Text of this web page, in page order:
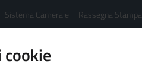
Sistema Camerale Rassegna Stampa